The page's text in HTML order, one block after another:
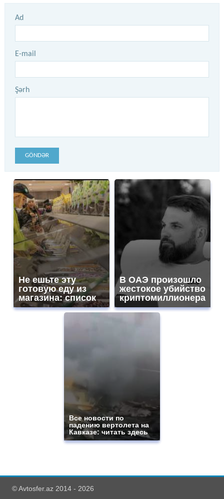
Ad
E-mail
Şərh
GÖNDƏR
Не ешьте эту
готовую еду из
магазина: список
В ОАЭ произошло
жестокое убийство
криптомиллионера
Все новости по
падению вертолета на
Кавказе: читать здесь
© Avtosfer.az 2014 - 2026